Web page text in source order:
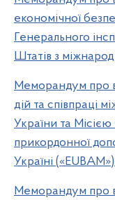
економічної
Генерального
Штатів з
Меморандум про
дій та співпраці
України та
прикордонної
Україні
Меморандум про